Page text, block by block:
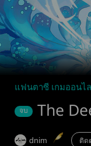
แฟนตาซี เกมออนไ
จบ The
dnim ติด